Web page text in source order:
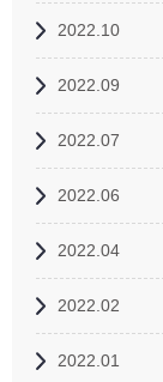
2022.10
2022.09
2022.07
2022.06
2022.04
2022.02
2022.01